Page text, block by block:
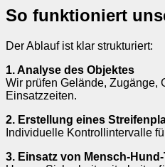
So funktioniert
Der Ablauf ist klar strukturiert:
1. Analyse des Objektes
Wir prüfen Gelände, Zugänge,
Einsatzzeiten.
2. Erstellung eines
Individuelle Kontrollintervalle
3. Einsatz von Mensch-